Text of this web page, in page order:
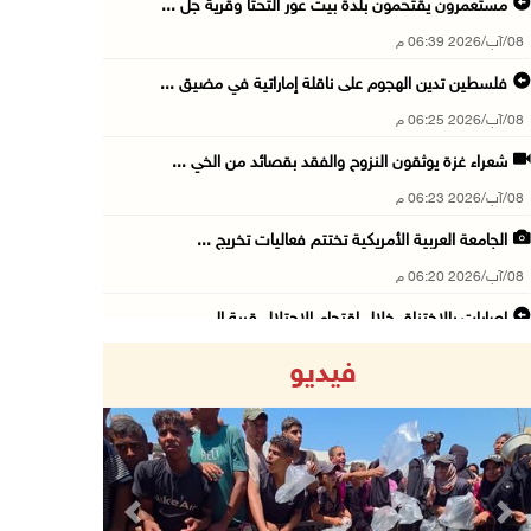
مستعمرون يقتحمون بلدة بيت عور التحتا وقرية جل ...
08/آب/2026 06:39 م
فلسطين تدين الهجوم على ناقلة إماراتية في مضيق ...
08/آب/2026 06:25 م
شعراء غزة يوثقون النزوح والفقد بقصائد من الخي ...
08/آب/2026 06:23 م
الجامعة العربية الأمريكية تختتم فعاليات تخريج ...
08/آب/2026 06:20 م
إصابات بالاختناق خلال اقتحام الاحتلال قرية ال ...
08/آب/2026 04:50 م
أطفال مبتورو الأطراف يتحدّون الألم بكرة القدم ...
08/آب/2026 04:42 م
فيديو
Previous Next